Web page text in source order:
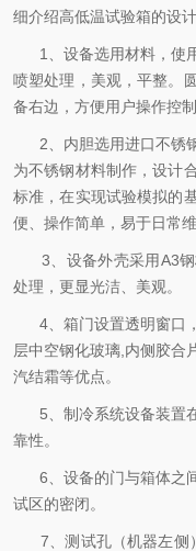
细介绍高低温试验箱的设计
1、设备选用材料，使
喷塑处理，美观，平整。
备右边，方便用户操作控制
2、内胆选用进口不锈
为不锈钢材料制作，设计
标准，在实现试验模拟的
便、操作简单，易于日常
3、设备外壳采用A3钢
处理，更显光洁、美观。
4、箱门设置透明窗口
层中空钢化玻璃,内侧胶合
汽结霜等优点。
5、制冷系统设备装置
靠性。
6、设备的门与箱体之间
试区的密闭。
7、测试孔（机器左侧